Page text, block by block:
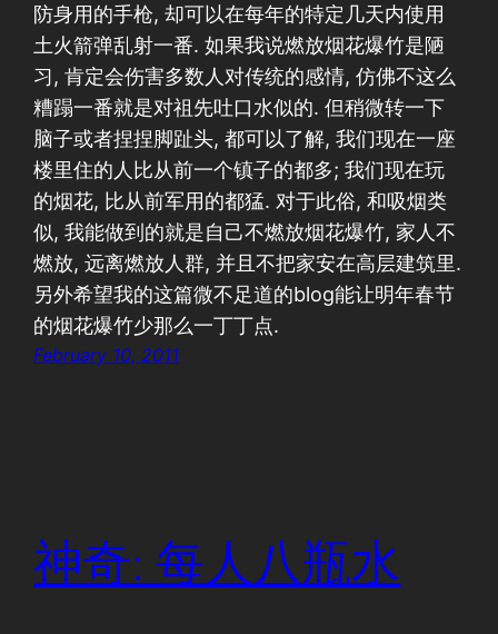
防身用的手枪, 却可以在每年的特定几天内使用
土火箭弹乱射一番. 如果我说燃放烟花爆竹是陋
习, 肯定会伤害多数人对传统的感情, 仿佛不这么
糟蹋一番就是对祖先吐口水似的. 但稍微转一下
脑子或者捏捏脚趾头, 都可以了解, 我们现在一座
楼里住的人比从前一个镇子的都多; 我们现在玩
的烟花, 比从前军用的都猛. 对于此俗, 和吸烟类
似, 我能做到的就是自己不燃放烟花爆竹, 家人不
燃放, 远离燃放人群, 并且不把家安在高层建筑里.
另外希望我的这篇微不足道的blog能让明年春节
的烟花爆竹少那么一丁丁点.
February 10, 2011
神奇: 每人八瓶水